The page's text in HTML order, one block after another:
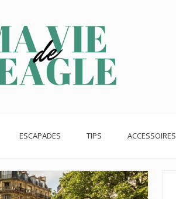
ESCAPADES TIPS ACCESSOIRES